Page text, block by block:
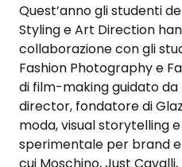
Quest’anno gli studenti
Styling e Art Direction
collaborazione con gli
Fashion Photography e
di film-making guidato da
director, fondatore di
moda, visual storytelling
sperimentale per brand
cui Moschino, Just Cavalli,